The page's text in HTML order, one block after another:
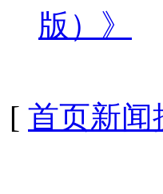
版）》
[ 首页新闻